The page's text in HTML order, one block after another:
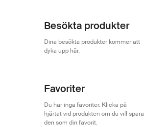
Besökta produkter
Dina besökta produkter kommer att
dyka upp här.
Favoriter
Du har inga favoriter. Klicka på
hjärtat vid produkten om du vill spara
den som din favorit.